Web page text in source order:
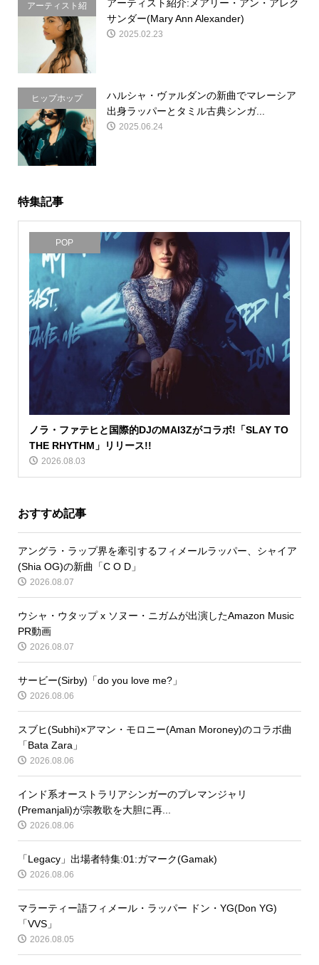
アーティスト紹
介
アーティスト紹介:メアリー・アン・アレク
サンダー(Mary Ann Alexander)
2025.02.23
ヒップホップ
ハルシャ・ヴァルダンの新曲でマレーシア
出身ラッパーとタミル古典シンガ...
2025.06.24
特集記事
POP
ノラ・ファテヒと国際的DJのMAI3Zがコラボ!「SLAY TO
THE RHYTHM」リリース!!
2026.08.03
おすすめ記事
アングラ・ラップ界を牽引するフィメールラッパー、シャイア
(Shia OG)の新曲「C O D」
2026.08.07
ウシャ・ウタップ x ソヌー・ニガムが出演したAmazon Music
PR動画
2026.08.07
サービー(Sirby)「do you love me?」
2026.08.06
スブヒ(Subhi)×アマン・モロニー(Aman Moroney)のコラボ曲
「Bata Zara」
2026.08.06
インド系オーストラリアシンガーのプレマンジャリ
(Premanjali)が宗教歌を大胆に再...
2026.08.06
「Legacy」出場者特集:01:ガマーク(Gamak)
2026.08.06
マラーティー語フィメール・ラッパー ドン・YG(Don YG)
「VVS」
2026.08.05